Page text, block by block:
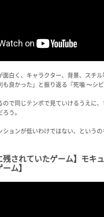
面白く、キャラクター、背景、ス
良かった」と振り返る『死噛 〜シ
で同じテンポで見ていけるうえに
う。
ョンが低いわけではない、というの
残されていたゲーム】モ
ム】